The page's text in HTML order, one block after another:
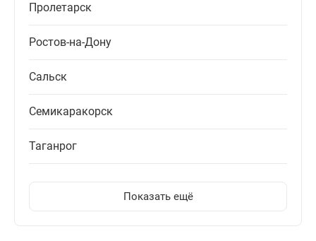
Пролетарск
Ростов-на-Дону
Сальск
Семикаракорск
Таганрог
Показать ещё